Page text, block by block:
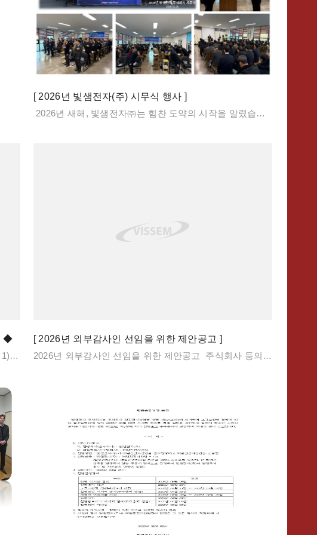
[ 2026년 빛샘전자(주) 시무식 행사 ]
2026년 새해, 빛샘전자㈜는 힘찬 도약의 시작을 알렸습니다. 지난 한 해의 성과를 되새기며, 새로운 도전과 성장을 다짐하는 시무식을 임.직원과 함께 개최하였습니다.이번 시무식에서는 2026년 진급자 사령장 수여식과 함께 강만준 대표님의 “Never give up!”을 주제로 한 신년사가 진행되었습니다. 행사는 단체 기념사진 촬영 후, 강만준 대표님의 당부 말씀으로 마무리되었습니다.병오년(丙午年) 새해, 말의 힘찬 기운을 받아 빛샘전자㈜ 모든 구성원이 더욱 역동적으로 성장하고, 도전적이고 창의적인 생각과 실행으로 한계를 넘어 미래로 힘차게 도약하는 한 해가 되기를 기대해 봅니다.
◆
※ 당사의 현금배당은 아래와 같이 결의되었습니다. 1) 배당기준일 : 2025년 12월 31일 2) 발행주식수 : 8,052,610주 3) 자기주식 : 41,986주 4) 배당대상주식수 : 8,010,624주 5) 배당금 및 시가배당률 : 1주당 70원 (시가배당율 1.3%) 6) 현금배당금 총액 : 560,743,680원※ 상기 시가배당율은 이사회결의일 제2매매거래전부터 과거1주일간(2025.12.03 부터 2025.12.09 까지) 종가를 산술평균한 가격으로 계산되었습니다. 따라서 배당기준일 기준 주가에 따라서 시가배당율은 변동될 수 있습니다.※ 배당금은 상법 제464조의2에 의거 정기주주총회일로부터 1개월 내에 지급할 예정이며 상기 지급예정일자는 변동될 수 있습니다.※ 상기내용은 외부감사인의 회계감사결과 및 주주총회 승인과정 등에서 변경될 수 있습니다.
[ 2026년 외부감사인 선임을 위한 제안공고 ]
2026년 외부감사인 선임을 위한 제안공고 주식회사 등의 외부감사에 관한 법률 제10조 및 동법 시행령 제13조에 의거,외부감사인 선임을 위해 아래와 같이 공고합니다. 1. 사업명 : 2026~2028년 사업연도 회계감사인 선임 2. 사업목적 : 주식회사 등의 외부감사에 대한 법률에 따라 객관적이고 공정한 기준과 절차를 적용하여, ’26~’28년 사업연도까지 재무제표 및 연결재무제표 회계감사 및 내부회계관리제도 감사 업무를 수행할 회계법인의 선정 3. 범위 1) 별도재무제표: IFRS 분반기 별도재무제표 검토 및 기말 감사 2) 연결재무제표: IFRS 분반기 연결재무제표 검토 및 기말 감사 3) 내부회계관리제도 감사(검토) 4) 회계정책변경, 신규기준도입, 주요추정 등 판단사항 필요시 협의 5) 경영진과의 커뮤니케이션 등 4. 모집일시 : 2025년 12월 24일(목) 까지 5. 참여방법 : 1) 제안서접수 E-mail : jcan@vissem.com / wgkang@vissem.com 2) 참여의사를 표시한 회계법인에 제안서 양식 송부 3) 송부된 제안서 양식에 의거하여 작성 후 E-mail로 전자문서 송부 6. 주의사항 : 제출한 제안서는 반환하지 않습니다. ※제안요청서(RFP) 작성 기준 확인